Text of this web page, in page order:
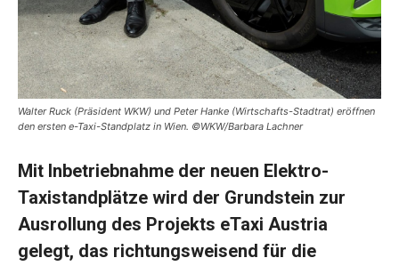
Walter Ruck (Präsident WKW) und Peter Hanke (Wirtschafts-Stadtrat) eröffnen
den ersten e-Taxi-Standplatz in Wien. ©WKW/Barbara Lachner
Mit Inbetriebnahme der neuen Elektro-
Taxistandplätze wird der Grundstein zur
Ausrollung des Projekts eTaxi Austria
gelegt, das richtungsweisend für die